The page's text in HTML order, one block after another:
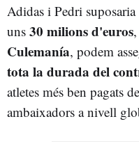
Adidas i Pedri
uns 30 milions d'euros
Culemanía, podem
tota la durada del
atletes més ben pagats
ambaixadors a nivell